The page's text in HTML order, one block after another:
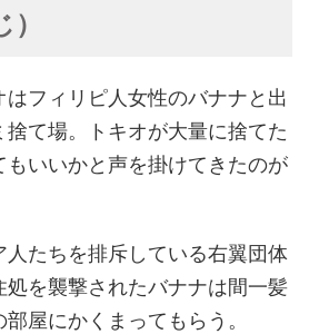
フィリピ人女性のバナナと出
て場。トキオが大量に捨てた
いいかと声を掛けてきたのが
たちを排斥している右翼団体
を襲撃されたバナナは間一髪
屋にかくまってもらう。